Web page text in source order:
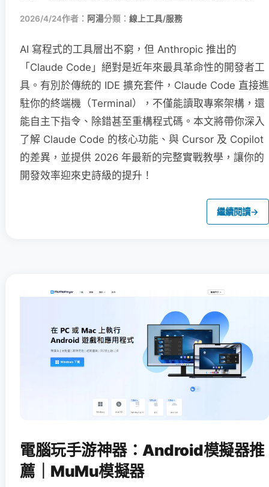
2026/4/24作者： 阿湯分類： 線上工具/服務
AI 寫程式的工具層出不窮，但 Anthropic 推出的
「Claude Code」絕對是近年來最具革命性的開發者工
具。有別於傳統的 IDE 擴充套件，Claude Code 直接進
駐你的終端機（Terminal），不僅能讀取專案架構，還
能自主下指令、除錯甚至重構程式碼。本文將帶你深入
了解 Claude Code 的核心功能、與 Cursor 及 Copilot
的差異，並提供 2026 年最新的完整實戰教學，讓你的
開發效率迎來史詩級的提升！
繼續閱讀→
電腦玩手游神器：Android模擬器推
薦｜MuMu模擬器